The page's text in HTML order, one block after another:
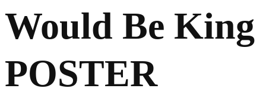
Would Be King
POSTER